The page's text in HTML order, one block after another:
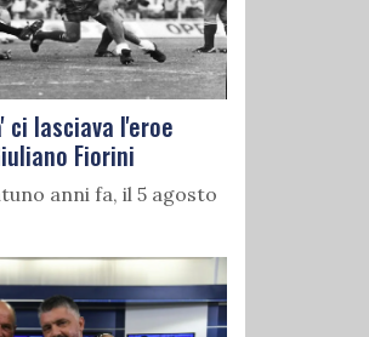
ci lasciava l'eroe
Fiorini
anni fa, il 5 agosto